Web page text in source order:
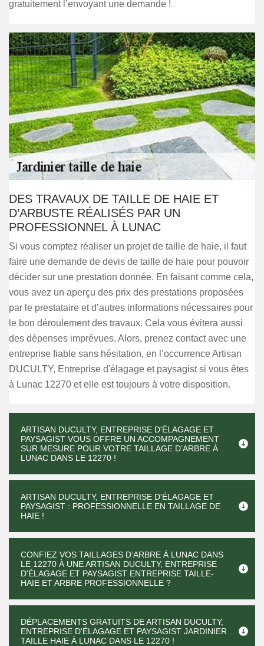
gratuitement l’envoyant une demande !
DES TRAVAUX DE TAILLE DE HAIE ET
D’ARBUSTE RÉALISÉS PAR UN
PROFESSIONNEL À LUNAC
Si vous comptez réaliser un projet de taille de haie, il faut
faire une demande de devis de taille de haie pour pouvoir
décider sur une prestation donnée. En faisant comme cela,
vous avez un aperçu des prix des prestations proposées
par le prestataire et d’autres informations nécessaires pour
le bon déroulement des travaux. Cela vous évitera aussi
des dépenses imprévues. Alors, prenez contact avec une
entreprise fiable sans hésitation, en l’occurrence Artisan
DUCULTY, Entreprise d'élagage et paysagist si vous êtes
à Lunac 12270 et elle est toujours à votre disposition.
ARTISAN DUCULTY, ENTREPRISE D'ÉLAGAGE ET
PAYSAGIST VOUS OFFRE UN ACCOMPAGNEMENT
SUR MESURE POUR VOTRE TAILLAGE D’ARBRE À
LUNAC DANS LE 12270 !
ARTISAN DUCULTY, ENTREPRISE D'ÉLAGAGE ET
PAYSAGIST : PROFESSIONNELLE EN TAILLAGE DE
HAIE !
CONFIEZ VOS TAILLAGES D’ARBRE À LUNAC DANS
LE 12270 À UNE ARTISAN DUCULTY, ENTREPRISE
D'ÉLAGAGE ET PAYSAGIST ENTREPRISE TAILLE-
HAIE ET ARBRE PROFESSIONNELLE ?
DÉPLACEMENTS GRATUITS DE ARTISAN DUCULTY,
ENTREPRISE D'ÉLAGAGE ET PAYSAGIST JARDINIER
TAILLE HAIE À LUNAC DANS LE 12270 !